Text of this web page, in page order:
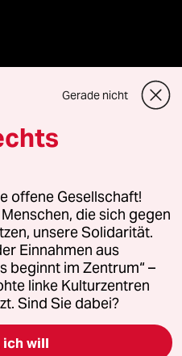
GmbH
Fragen oder für Genehmigungen
Kommune-Richtlinien
Impressum AGB
widerrufen (Ads)
Gerade nicht
offene Gesellschaft!
die sich gegen
unsere Solidarität.
Einnahmen aus
beginnt im Zentrum“ –
linke Kulturzentren
Sind Sie dabei?
ich will